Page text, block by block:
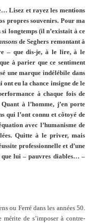
Lisez et rayez les mentions
propres souvenirs. Pour ma
longtemps (il n’existait à ce
de Seghers remontant à
– que dis-je, à le lire, à le
à parier que ce sentiment
une marque indélébile dans
ont eu la chance insigne de le
à chaque fois de
à l’homme, j’en porte
qui l’ont connu et côtoyé de
avec l’humanisme de
Quitte à le priver, mais
professionnelle et d’une
que lui – pauvres diables… –
ou Ferré dans les années 50.
de s’imposer à contre-